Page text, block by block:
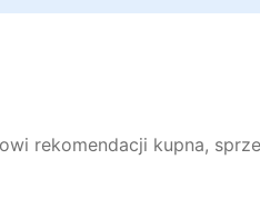
rekomendacji kupna,